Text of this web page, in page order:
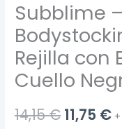
Subblime
Rejilla con
Cuello
14,15€ El
11,75 €El